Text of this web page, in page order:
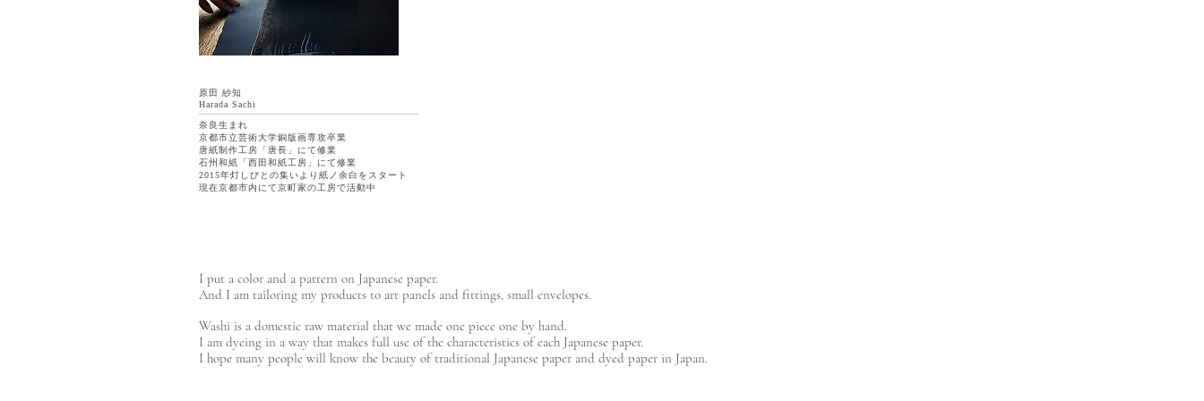
原田 紗知
​Harada Sachi
奈良生まれ
京都市立芸術大学銅版画専攻卒業
唐紙制作工房「唐長」にて修業
石州和紙「西田和紙工房」にて修業
​2015年灯しびとの集いより紙ノ余白をスタート
現在京都市内にて京町家の工房で活動中
I put a color and a pattern on Japanese paper.
And I am tailoring my products to art panels and fittings, small envelopes.
Washi is a domestic raw material that we made one piece one by hand.
I am dyeing in a way that makes full use of the characteristics of each Japanese paper.
I hope many people will know the beauty of traditional Japanese paper and dyed paper in Japan.